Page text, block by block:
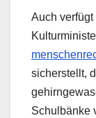
Auch
sicherstellt,
Schulbänke